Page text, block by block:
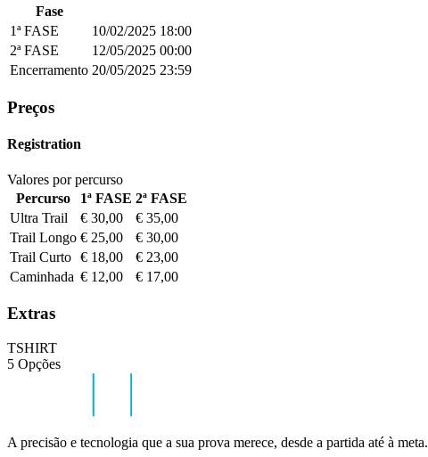
Fase
1ª FASE
10/02/2025 18:00
2ª FASE
12/05/2025 00:00
Encerramento 20/05/2025 23:59
Preços
Registration
Valores por percurso
Percurso
1ª FASE 2ª FASE
Ultra Trail
€ 30,00
€ 35,00
Trail Longo € 25,00
€ 30,00
Trail Curto € 18,00
€ 23,00
Caminhada € 12,00 € 17,00
Extras
TSHIRT
5 Opções
A precisão e tecnologia que a sua prova merece, desde a partida até à meta.